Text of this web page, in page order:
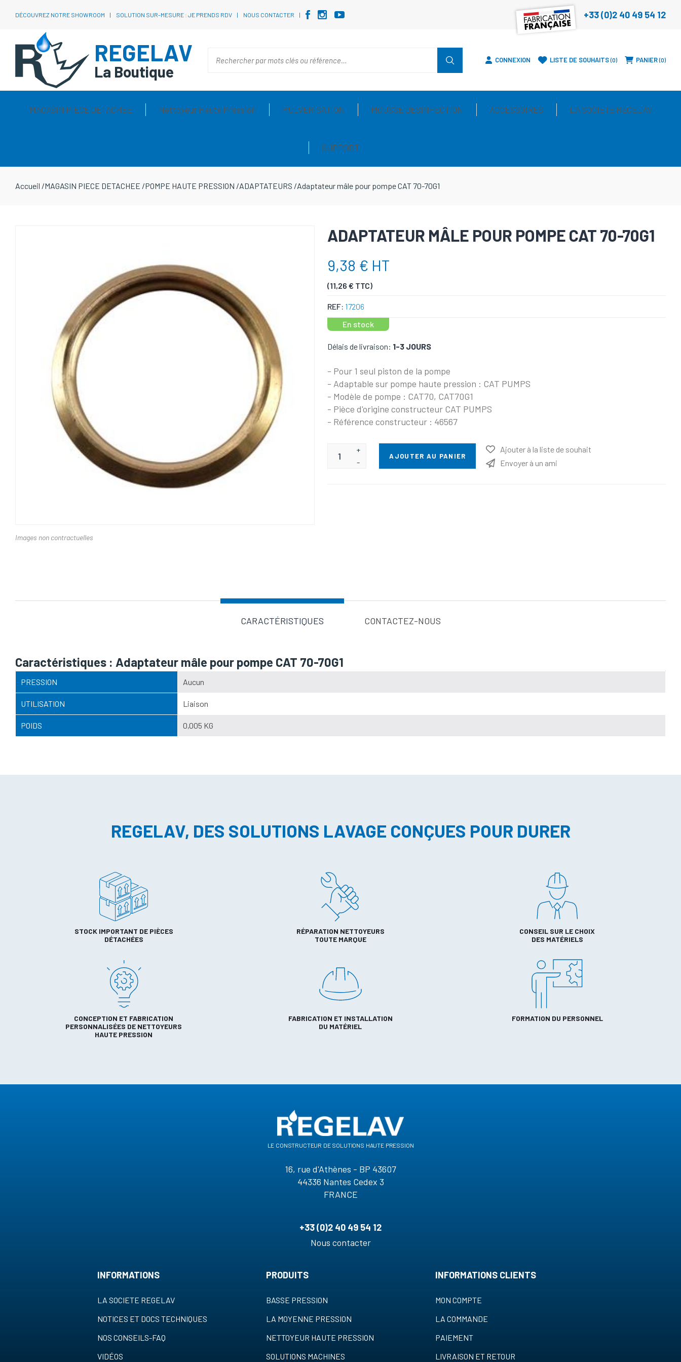
DÉCOUVREZ NOTRE SHOWROOM SOLUTION SUR-MESURE : JE PRENDS RDV NOUS CONTACTER +33 (0)2 40 49 54 12
REGELAV
La Boutique
CONNEXION LISTE DE SOUHAITS 0 PANIER 0
MAGASIN PIECE DETACHEE Nettoyeur Haute Pression PULVERISATION MOUSSE DESINFECTION ACCESSOIRES LA SOCIETE REGELAV
SUPPORT
Accueil /MAGASIN PIECE DETACHEE /POMPE HAUTE PRESSION /ADAPTATEURS /Adaptateur mâle pour pompe CAT 70-70G1
Images non contractuelles
ADAPTATEUR MÂLE POUR POMPE CAT 70-70G1
9,38 € HT
(11,26 € TTC)
REF: 17206
En stock
Délais de livraison: 1-3 JOURS
- Pour 1 seul piston de la pompe
- Adaptable sur pompe haute pression : CAT PUMPS
- Modèle de pompe : CAT70, CAT70G1
- Pièce d'origine constructeur CAT PUMPS
- Référence constructeur : 46567
+
-
AJOUTER AU PANIER
Ajouter à la liste de souhait
Envoyer à un ami
CARACTÉRISTIQUES CONTACTEZ-NOUS
Caractéristiques : Adaptateur mâle pour pompe CAT 70-70G1
PRESSION Aucun
UTILISATION Liaison
POIDS 0,005 KG
REGELAV, DES SOLUTIONS LAVAGE CONÇUES POUR DURER
STOCK IMPORTANT DE PIÈCES
DÉTACHÉES
RÉPARATION NETTOYEURS
TOUTE MARQUE
CONSEIL SUR LE CHOIX
DES MATÉRIELS
CONCEPTION ET FABRICATION
PERSONNALISÉES DE NETTOYEURS
HAUTE PRESSION
FABRICATION ET INSTALLATION
DU MATÉRIEL
FORMATION DU PERSONNEL
le constructeur de solutions haute pression
16, rue d'Athènes - BP 43607
44336 Nantes Cedex 3
FRANCE
+33 (0)2 40 49 54 12
Nous contacter
INFORMATIONS
LA SOCIETE REGELAV
NOTICES ET DOCS TECHNIQUES
NOS CONSEILS-FAQ
VIDÉOS
PRODUITS
BASSE PRESSION
LA MOYENNE PRESSION
NETTOYEUR HAUTE PRESSION
SOLUTIONS MACHINES
INFORMATIONS CLIENTS
MON COMPTE
LA COMMANDE
PAIEMENT
LIVRAISON ET RETOUR